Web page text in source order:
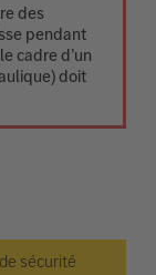
des
pendant
cadre d’un
doit
sécurité